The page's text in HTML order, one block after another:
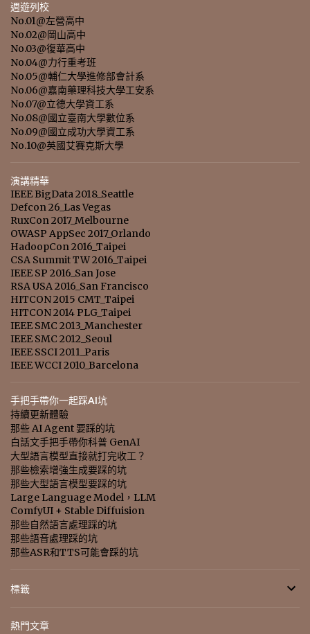
週遊列校
No.01@左營高中
No.02@岡山高中
No.03@復華高中
No.04@力行重考班
No.05@輔仁大學進修部會計系
No.06@嘉南藥理科技大學工安系
No.07@立德大學資工系
No.08@國立臺南大學數位系
No.09@國立成功大學資工系
No.10@英國艾賽克斯大學
演講精華
IEEE BigData 2018_Seattle
Defcon 26_Las Vegas
RuxCon 2017_Melbourne
OWASP AppSec 2017_Orlando
HadoopCon 2016_Taipei
CSA Summit TW 2016_Taipei
IEEE SP 2016_San Jose
RSA USA 2016_San Francisco
HITCON 2015 CMT_Taipei
HITCON 2014 PLG_Taipei
IEEE SMC 2013_Manchester
IEEE SMC 2012_Seoul
IEEE SSCI 2011_Paris
IEEE WCCI 2010_Barcelona
手把手帶你一起踩AI坑
持續更新體驗
那些 AI Agent 要踩的坑
白話文手把手帶你科普 GenAI
大型語言模型直接就打完收工？
那些檢索增強生成要踩的坑
那些大型語言模型要踩的坑
Large Language Model，LLM
ComfyUI + Stable Diffuision
那些自然語言處理踩的坑
那些語音處理踩的坑
那些ASR和TTS可能會踩的坑
標籤
熱門文章